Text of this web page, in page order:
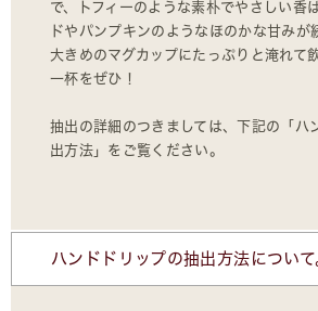
で、トフィーのような素朴でやさしい香
ドやパンプキンのようなほのかな甘みが
大きめのマグカップにたっぷりと淹れて
一杯をぜひ！
抽出の詳細のつきましては、下記の「ハ
出方法」をご覧ください。
ハンドドリップの抽出方法について